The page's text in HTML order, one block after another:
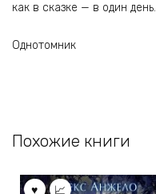
как в сказке — в один день.
Однотомник
Похожие книги